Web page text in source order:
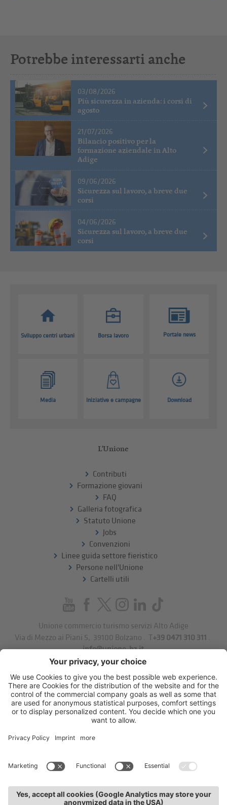
Potrebbe interessarti anche
03/08/2026
Più sicurezza in azienda: i corsi di
agosto
21/07/2026
Bilancio positivo per la
formazione aziendale in Alto
Adige
09/06/2026
Sicurezza sul lavoro, a breve due
corsi
04/06/2026
Sicurezza sul lavoro, a breve due
corsi
Sviluppo centri urbani Borsa lavoro Portale news
Media Iniziative e campagne Download
L'Unione
Contributi
Formazione giovani
FAQ
Galleria fotografica
Statuto Unione
Jobs
Convenzioni
Linee guida settore fieristico
Persone nell'Unione
Cartelli utili
Unione commercio turismo servizi Alto Adige
Via di Mezzo ai Piani 5
39100 Bolzano . T+39 0471 310 311 .
info@unione-bz.it
Impressum
Privacy
Impostazioni cookie
Sitemap